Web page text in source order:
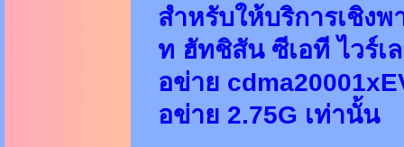
สำหรับให้บริการเชิง
ท ฮัทชิสัน ซีเอที ไวร์เ
อข่าย
อข่าย 2.75G เท่านั้น